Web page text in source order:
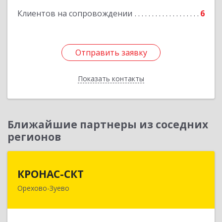
Клиентов на сопровождении 6
Отправить заявку
Показать контакты
Отправить заявку
Назад
Ближайшие партнеры из соседних
регионов
КРОНАС-СКТ
Орехово-Зуево
142600, Московская обл, Орехово-Зуево г,